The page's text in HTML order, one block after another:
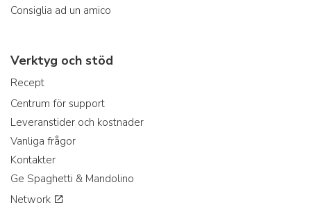
Consiglia ad un amico
Verktyg och stöd
Recept
Centrum för support
Leveranstider och kostnader
Vanliga frågor
Kontakter
Ge Spaghetti & Mandolino
Network